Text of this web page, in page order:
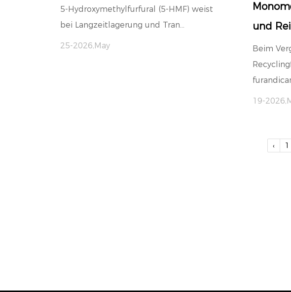
5-Hydroxymethylfurfural (5-HMF) weist
bei Langzeitlagerung und Tran...
25-2026,May
und
Beim
19-
‹ 1